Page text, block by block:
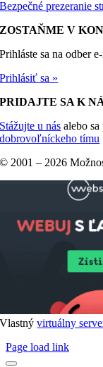
Bezpečné prezeranie
ZOSTAŇME V
Prihláste sa na odber
Prihlásiť sa »
PRIDAJTE SA K
Stážujte u nás alebo
dobrovoľníckeho tímu
© 2001 – 2026
Vlastnývirtuálny
Page load link